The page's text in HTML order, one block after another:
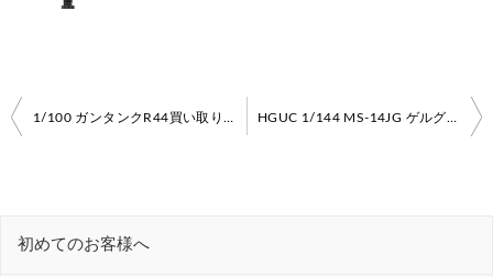
投
ゲ
1/100 ガンタンクR44買い取ります！【ガンダム高価買取情報】 HGUC 1/144 MS-14JG ゲルググJ (機動戦士ガンダム0080 ポケットの中の戦争)高価買取ます！【ガンダム買取情報】
初めてのお客様へ